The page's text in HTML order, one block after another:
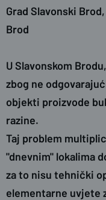
Grad Slavonski Brod,
Brod
U Slavonskom
zbog ne
objekti proizvode
razine.
Taj problem
"dnevnim" lokalima
za to nisu tehnički
elementarne uvjete